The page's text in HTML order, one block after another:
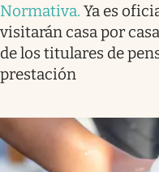
Normativa. Ya es
visitarán casa por
de los titulares de
prestación